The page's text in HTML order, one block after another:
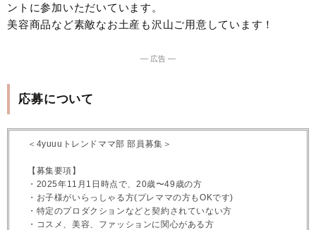
ントに参加いただいています。
美容商品など素敵なお土産も沢山ご用意しています！
― 広告 ―
応募について
＜4yuuuトレンドママ部 部員募集＞
【募集要項】
・2025年11月1日時点で、20歳〜49歳の方
・お子様がいらっしゃる方(プレママの方もOKです)
・特定のプロダクションなどと契約されていない方
・コスメ、美容、ファッションに関心がある方